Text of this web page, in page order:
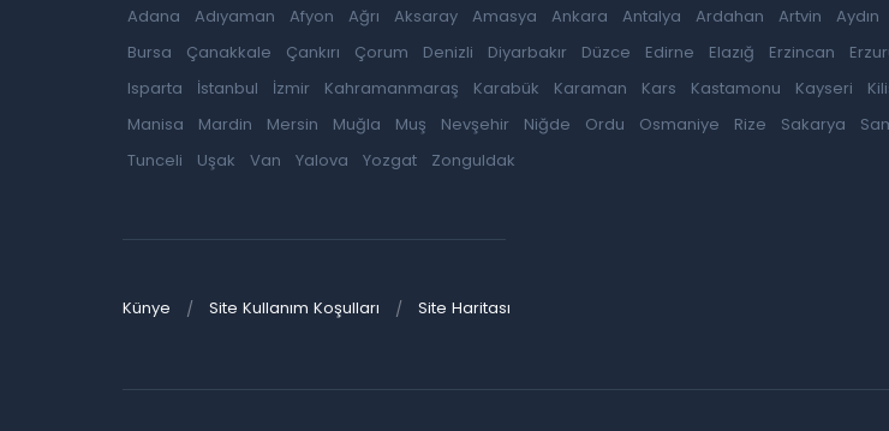
Adana Adıyaman Afyon Ağrı Aksaray Amasya Ankara Antalya Ardahan Artvin Aydın
Bursa
Çanakkale Çankırı Çorum Denizli Diyarbakır Düzce Edirne Elazığ Erzincan
Isparta
İstanbul İzmir Kahramanmaraş Karabük Karaman Kars Kastamonu Kayseri
Manisa
Mardin Mersin Muğla Muş Nevşehir Niğde Ordu Osmaniye Rize Sakarya
Tunceli
Uşak Van Yalova Yozgat Zonguldak
Künye Site Kullanım Koşulları Site Haritası